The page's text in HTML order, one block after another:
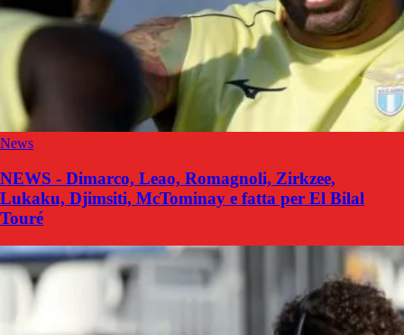
News
NEWS - Dimarco, Leao, Romagnoli, Zirkzee,
Lukaku, Djimsiti, McTominay e fatta per El Bilal
Touré